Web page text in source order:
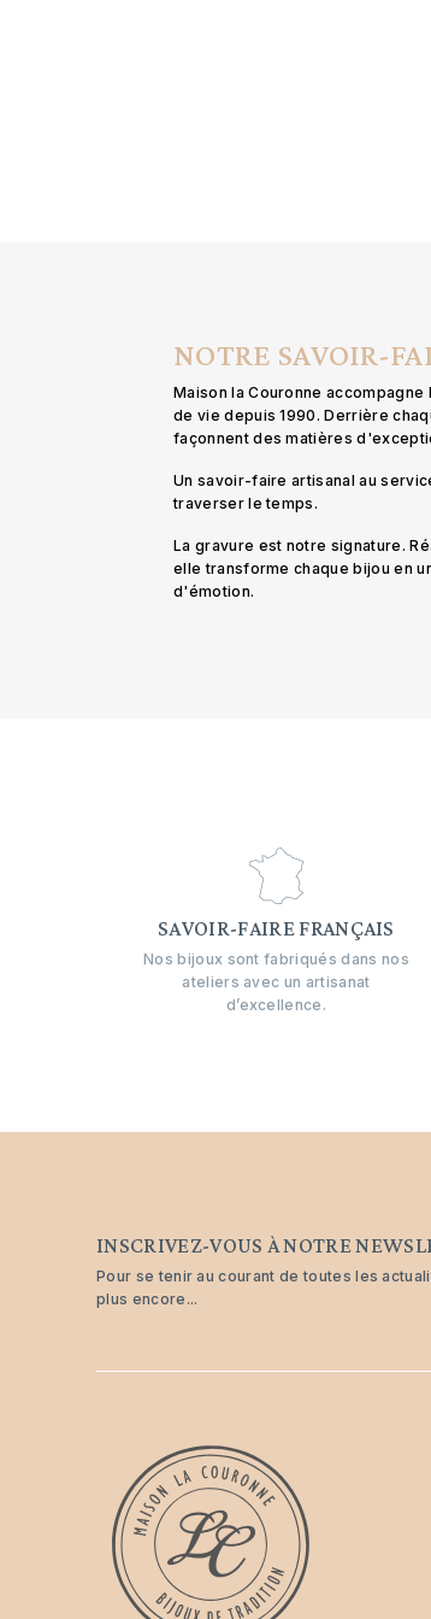
NOTRE SAVOIR-
Maison la Couronne
de vie depuis 1990. Derrière
façonnent des matières
Un savoir-faire artisanal au
traverser le temps.
La gravure est notre signature.
elle transforme chaque bijou en
d'émotion.
SAVOIR-FAIRE FRANÇAIS
Nos bijoux sont fabriqués dans nos
ateliers avec un artisanat
d’excellence.
INSCRIVEZ-VOUS À NOTRE
Pour se tenir au courant de toutes les
plus encore...